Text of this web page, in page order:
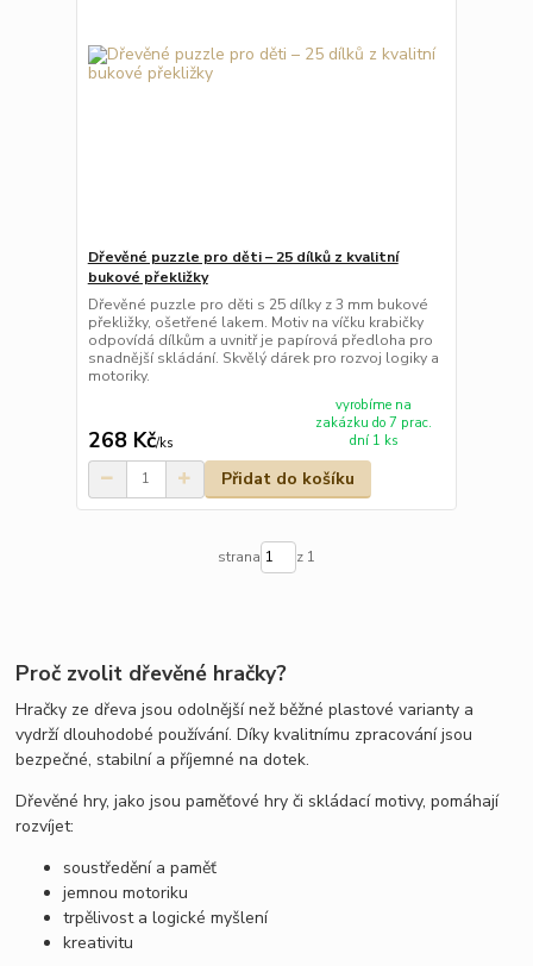
Dřevěné puzzle pro děti – 25 dílků z kvalitní
bukové překližky
Dřevěné puzzle pro děti s 25 dílky z 3 mm bukové
překližky, ošetřené lakem. Motiv na víčku krabičky
odpovídá dílkům a uvnitř je papírová předloha pro
snadnější skládání. Skvělý dárek pro rozvoj logiky a
motoriky.
268 Kč/ks
vyrobíme na
zakázku do 7 prac.
dní 1 ks
Přidat do košíku
strana z 1
Proč zvolit dřevěné hračky?
Hračky ze dřeva jsou odolnější než běžné plastové varianty a
vydrží dlouhodobé používání. Díky kvalitnímu zpracování jsou
bezpečné, stabilní a příjemné na dotek.
Dřevěné hry, jako jsou paměťové hry či skládací motivy, pomáhají
rozvíjet:
soustředění a paměť
jemnou motoriku
trpělivost a logické myšlení
kreativitu